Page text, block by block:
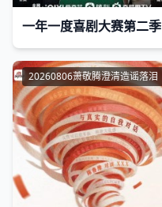
一年一度喜剧大赛第二季
20260806萧敬腾澄清造谣落泪